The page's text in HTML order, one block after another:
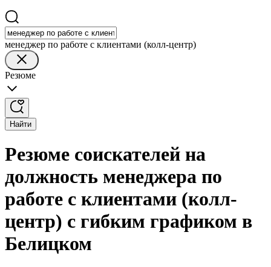
менеджер по работе с клиентами (колл-центр)
Резюме
Найти
Резюме соискателей на
должность менеджера по
работе с клиентами (колл-
центр) с гибким графиком в
Белицком